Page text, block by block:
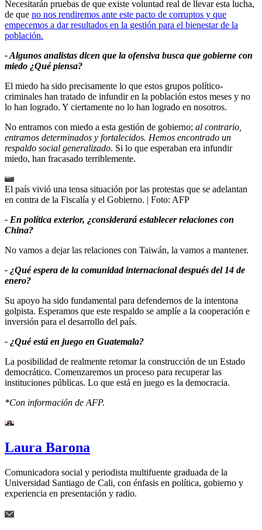
Necesitarán pruebas de que existe voluntad real de llevar esta lucha,
de que no nos rendiremos ante este pacto de corruptos y que
empecemos a dar resultados en la gestión para el bienestar de la
población.
- Algunos analistas dicen que la ofensiva busca que gobierne con
miedo ¿Qué piensa?
El miedo ha sido precisamente lo que estos grupos político-
criminales han tratado de infundir en la población estos meses y no
lo han logrado. Y ciertamente no lo han logrado en nosotros.
No entramos con miedo a esta gestión de gobierno; al contrario,
entramos determinados y fortalecidos. Hemos encontrado un
respaldo social generalizado. Si lo que esperaban era infundir
miedo, han fracasado terriblemente.
El país vivió una tensa situación por las protestas que se adelantan
en contra de la Fiscalía y el Gobierno. | Foto: AFP
- En política exterior, ¿considerará establecer relaciones con
China?
No vamos a dejar las relaciones con Taiwán, la vamos a mantener.
- ¿Qué espera de la comunidad internacional después del 14 de
enero?
Su apoyo ha sido fundamental para defendernos de la intentona
golpista. Esperamos que este respaldo se amplíe a la cooperación e
inversión para el desarrollo del país.
- ¿Qué está en juego en Guatemala?
La posibilidad de realmente retomar la construcción de un Estado
democrático. Comenzaremos un proceso para recuperar las
instituciones públicas. Lo que está en juego es la democracia.
*Con información de AFP.
Laura Barona
Comunicadora social y periodista multifuente graduada de la
Universidad Santiago de Cali, con énfasis en política, gobierno y
experiencia en presentación y radio.